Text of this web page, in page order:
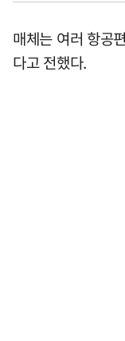
매체는 여러 항공
다고 전했다.